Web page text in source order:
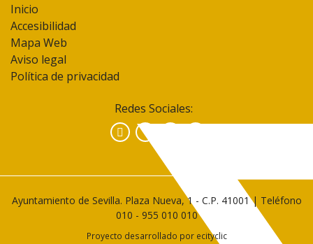
Inicio
Accesibilidad
Mapa Web
Aviso legal
Política de privacidad
Redes Sociales:
Facebook
Ayuntamiento de Sevilla. Plaza Nueva, 1 - C.P. 41001 | Teléfono
010 - 955 010 010
Proyecto desarrollado por ecityclic